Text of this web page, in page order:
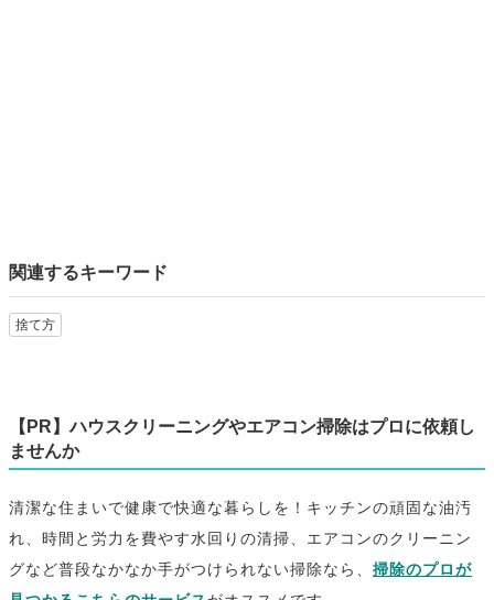
関連するキーワード
捨て方
【PR】ハウスクリーニングやエアコン掃除はプロに依頼し
ませんか
清潔な住まいで健康で快適な暮らしを！キッチンの頑固な油汚
れ、時間と労力を費やす水回りの清掃、エアコンのクリーニン
グなど普段なかなか手がつけられない掃除なら、 掃除のプロが